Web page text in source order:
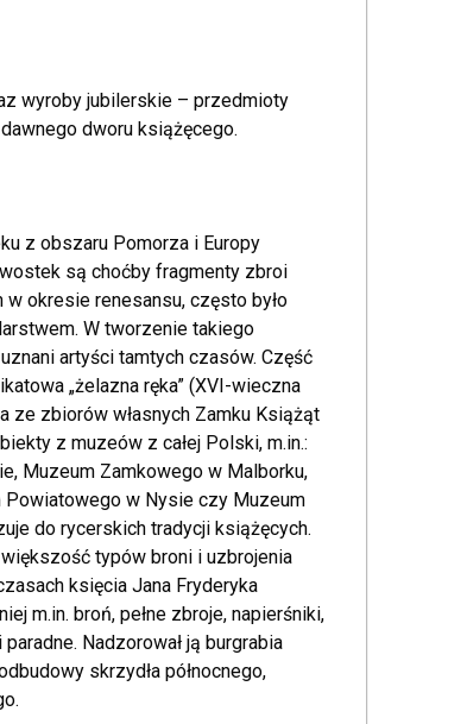
wyroby jubilerskie – przedmioty
dworu książęcego.
z obszaru Pomorza i Europy
są choćby fragmenty zbroi
okresie renesansu, często było
W tworzenie takiego
artyści tamtych czasów. Część
„żelazna ręka” (XVI-wieczna
ze zbiorów własnych Zamku Książąt
z muzeów z całej Polski, m.in.:
Muzeum Zamkowego w Malborku,
Powiatowego w Nysie czy Muzeum
do rycerskich tradycji książęcych.
typów broni i uzbrojenia
księcia Jana Fryderyka
m.in. broń, pełne zbroje, napierśniki,
Nadzorował ją burgrabia
skrzydła północnego,